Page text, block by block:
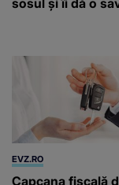
sosul și îi dă o
EVZ.RO
Capcana fiscală